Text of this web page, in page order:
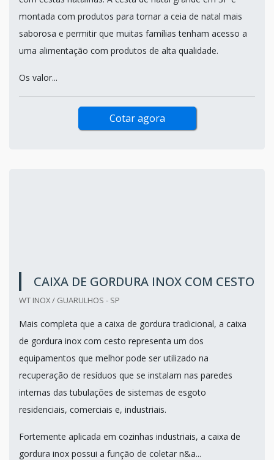
montada com produtos para tornar a ceia de natal mais
saborosa e permitir que muitas famílias tenham acesso a
uma alimentação com produtos de alta qualidade.
Os valor...
Cotar agora
CAIXA DE GORDURA INOX COM CESTO
WT INOX / GUARULHOS - SP
Mais completa que a caixa de gordura tradicional, a caixa
de gordura inox com cesto representa um dos
equipamentos que melhor pode ser utilizado na
recuperação de resíduos que se instalam nas paredes
internas das tubulações de sistemas de esgoto
residenciais, comerciais e, industriais.
Fortemente aplicada em cozinhas industriais, a caixa de
gordura inox possui a função de coletar n&a...